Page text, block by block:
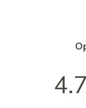
4.7